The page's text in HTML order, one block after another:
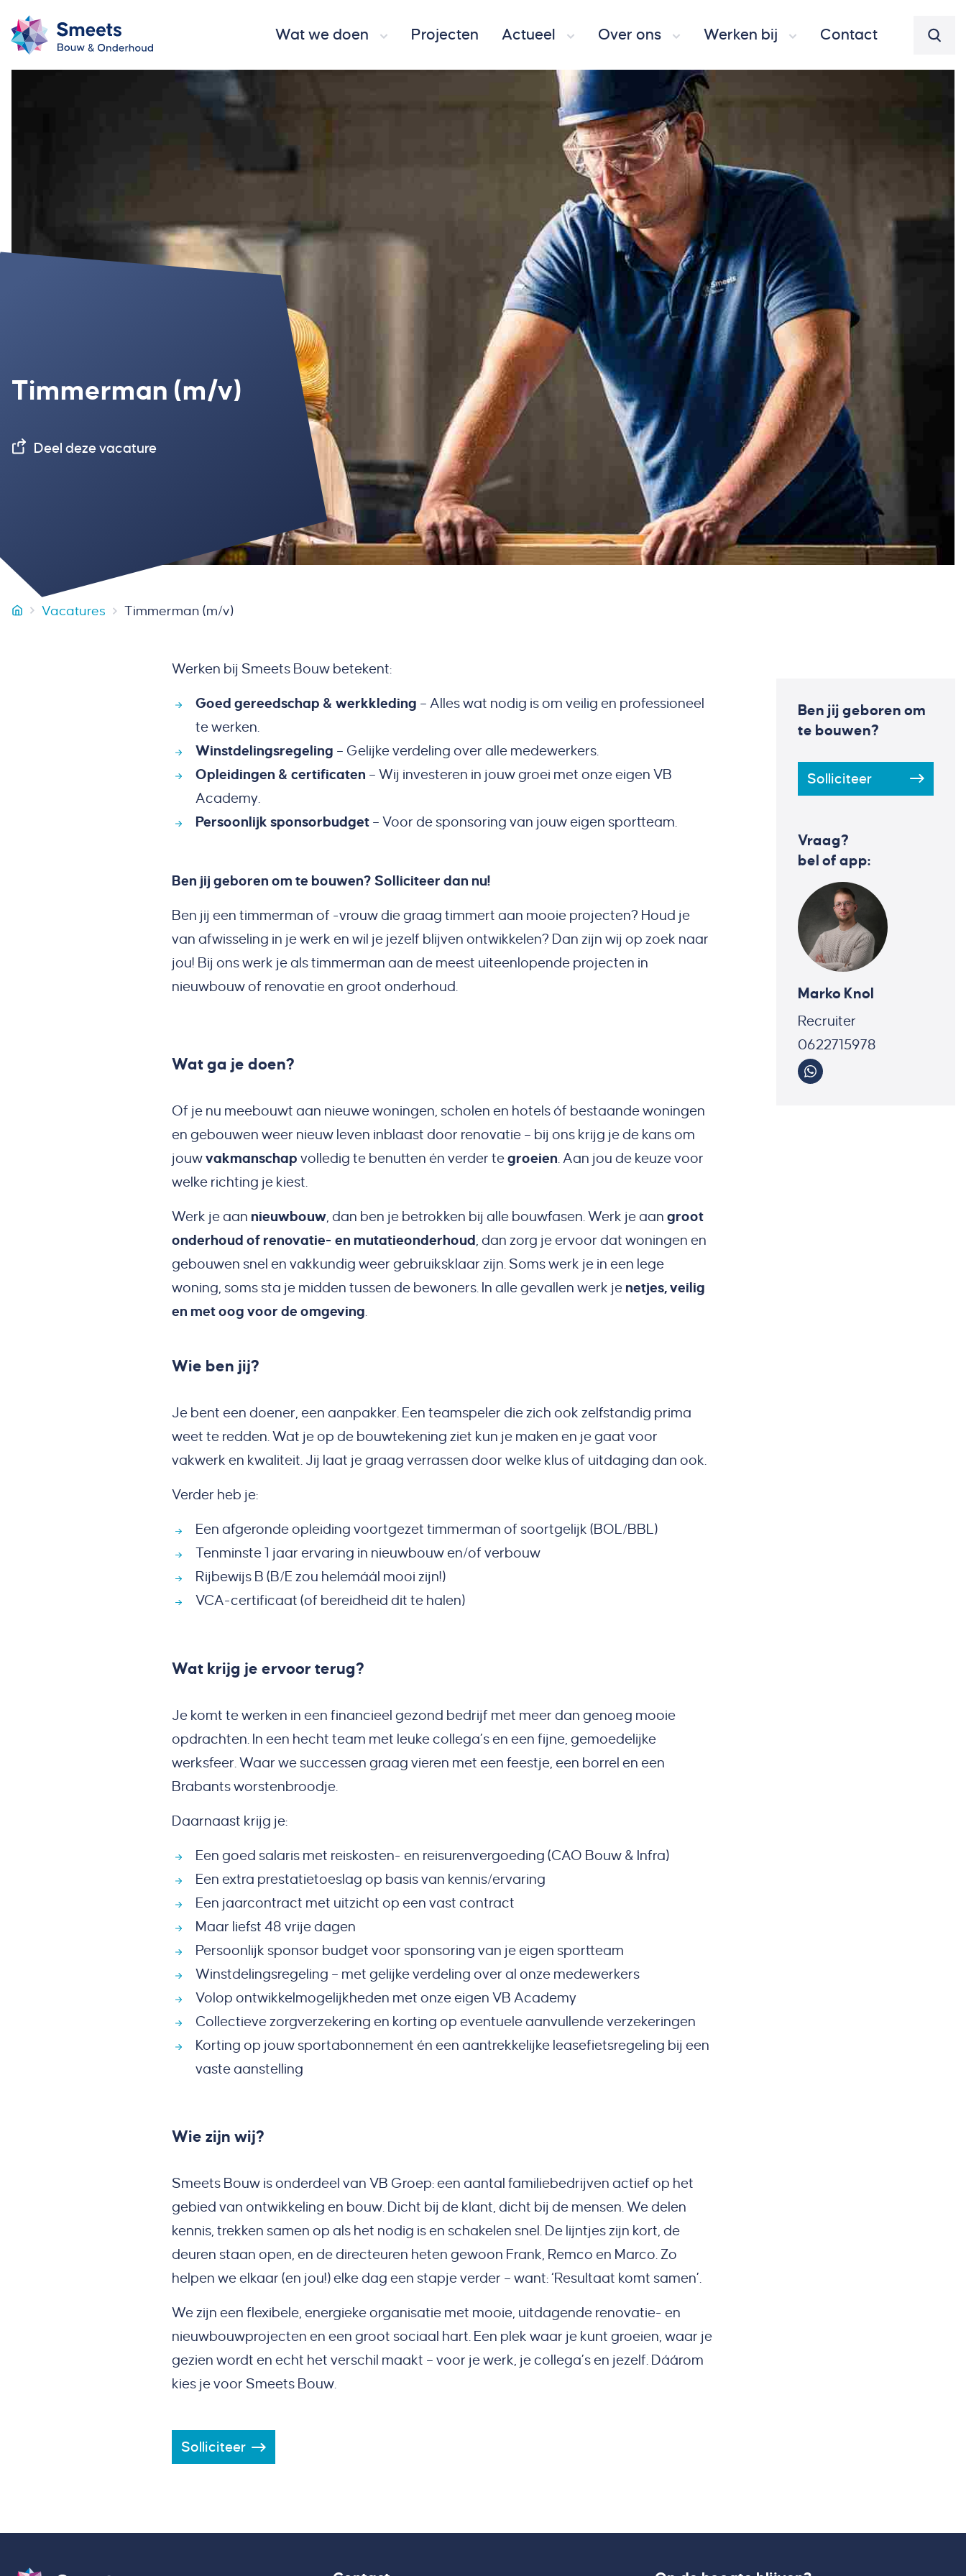
Wat we doen Projecten Actueel Over ons Werken bij Contact
Timmerman (m/v)
Deel deze vacature
Vacatures Timmerman (m/v)
Werken bij Smeets Bouw betekent:
Goed gereedschap & werkkleding – Alles wat nodig is om veilig en professioneel
te werken.
Winstdelingsregeling – Gelijke verdeling over alle medewerkers.
Opleidingen & certificaten – Wij investeren in jouw groei met onze eigen VB
Academy.
Persoonlijk sponsorbudget – Voor de sponsoring van jouw eigen sportteam.
Ben jij geboren om te bouwen? Solliciteer dan nu!
Ben jij een timmerman of -vrouw die graag timmert aan mooie projecten? Houd je
van afwisseling in je werk en wil je jezelf blijven ontwikkelen? Dan zijn wij op zoek naar
jou! Bij ons werk je als timmerman aan de meest uiteenlopende projecten in
nieuwbouw of renovatie en groot onderhoud.
Wat ga je doen?
Of je nu meebouwt aan nieuwe woningen, scholen en hotels óf bestaande woningen
en gebouwen weer nieuw leven inblaast door renovatie – bij ons krijg je de kans om
jouwvakmanschap volledig te benutten én verder tegroeien. Aan jou de keuze voor
welke richting je kiest.
Werk je aan nieuwbouw, dan ben je betrokken bij alle bouwfasen. Werk je aan groot
onderhoud of renovatie- en mutatieonderhoud , dan zorg je ervoor dat woningen en
gebouwen snel en vakkundig weer gebruiksklaar zijn. Soms werk je in een lege
woning, soms sta je midden tussen de bewoners. In alle gevallen werk je netjes, veilig
en met oog voor de omgeving.
Ben jij geboren om
te bouwen?
Solliciteer
Vraag?
bel of app:
Marko Knol
Recruiter
0622715978
Wie ben jij?
Je bent een doener, een aanpakker. Een teamspeler die zich ook zelfstandig prima
weet te redden. Wat je op de bouwtekening ziet kun je maken en je gaat voor
vakwerk en kwaliteit. Jij laat je graag verrassen door welke klus of uitdaging dan ook.
Verder heb je:
Een afgeronde opleiding voortgezet timmerman of soortgelijk (BOL/BBL)
Tenminste 1 jaar ervaring in nieuwbouw en/of verbouw
Rijbewijs B (B/E zou helemáál mooi zijn!)
VCA-certificaat (of bereidheid dit te halen)
Wat krijg je ervoor terug?
Je komt te werken in een financieel gezond bedrijf met meer dan genoeg mooie
opdrachten. In een hecht team met leuke collega’s en een fijne, gemoedelijke
werksfeer. Waar we successen graag vieren met een feestje, een borrel en een
Brabants worstenbroodje.
Daarnaast krijg je:
Een goed salaris met reiskosten- en reisurenvergoeding (CAO Bouw & Infra)
Een extra prestatietoeslag op basis van kennis/ervaring
Een jaarcontract met uitzicht op een vast contract
Maar liefst 48 vrije dagen
Persoonlijk sponsor budget voor sponsoring van je eigen sportteam
Winstdelingsregeling – met gelijke verdeling over al onze medewerkers
Volop ontwikkelmogelijkheden met onze eigen VB Academy
Collectieve zorgverzekering en korting op eventuele aanvullende verzekeringen
Korting op jouw sportabonnement én een aantrekkelijke leasefietsregeling bij een
vaste aanstelling
Wie zijn wij?
Smeets Bouw is onderdeel van VB Groep: een aantal familiebedrijven actief op het
gebied van ontwikkeling en bouw. Dicht bij de klant, dicht bij de mensen. We delen
kennis, trekken samen op als het nodig is en schakelen snel. De lijntjes zijn kort, de
deuren staan open, en de directeuren heten gewoon Frank, Remco en Marco. Zo
helpen we elkaar (en jou!) elke dag een stapje verder – want: ‘Resultaat komt samen’.
We zijn een flexibele, energieke organisatie met mooie, uitdagende renovatie- en
nieuwbouwprojecten en een groot sociaal hart. Een plek waar je kunt groeien, waar je
gezien wordt en echt het verschil maakt – voor je werk, je collega’s en jezelf. Dáárom
kies je voor Smeets Bouw.
Solliciteer